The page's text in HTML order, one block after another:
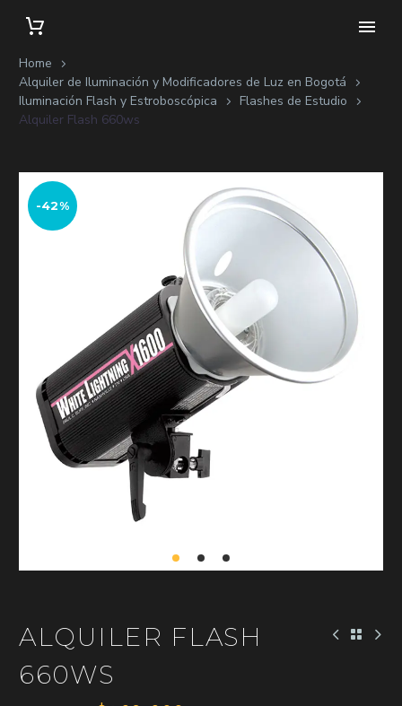
Home
Alquiler de Iluminación y Modificadores de Luz en Bogotá
Iluminación Flash y Estroboscópica
Flashes de Estudio
Alquiler Flash 660ws
-42%
ALQUILER FLASH
660WS